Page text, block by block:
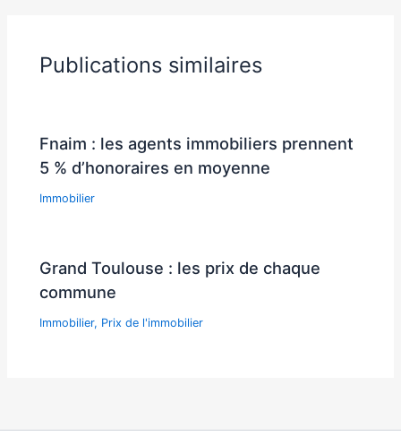
Publications similaires
Fnaim : les agents immobiliers prennent
5 % d’honoraires en moyenne
Immobilier
Grand Toulouse : les prix de chaque
commune
Immobilier, Prix de l'immobilier